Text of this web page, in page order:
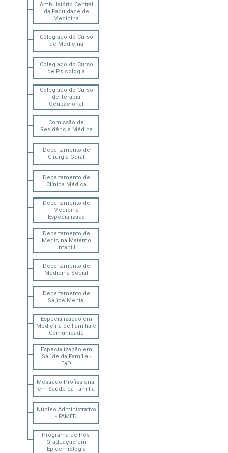
Ambulatório Central
da Faculdade de
Medicina
Colegiado do Curso
de Medicina
Colegiado do Curso
de Psicologia
Colegiado do Curso
de Terapia
Ocupacional
Comissão de
Residência Médica
Departamento de
Cirurgia Geral
Departamento de
Clínica Médica
Departamento de
Medicina
Especializada
Departamento de
Medicina Materno
Infantil
Departamento de
Medicina Social
Departamento de
Saúde Mental
Especialização em
Medicina de Família e
Comunidade
Especialização em
Saúde da Família -
EaD
Mestrado Profissional
em Saúde da Família
Núcleo Administrativo
- FAMED
Programa de Pós-
Graduação em
Epidemiologia